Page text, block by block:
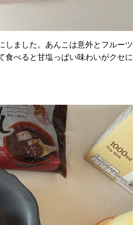
ました。 あんこは意外とフルーツ
食べると甘塩っぱい味わいがクセに